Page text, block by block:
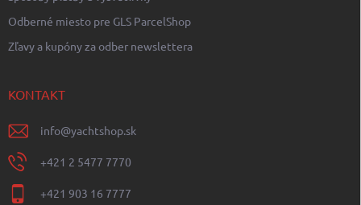
Odberné miesto pre GLS ParcelShop
Zľavy a kupóny za odber newslettera
KONTAKT
info@yachtshop.sk
+421 2 5477 7770
+421 903 16 7777